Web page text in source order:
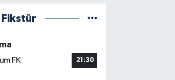
Fikstür
FK
21:30